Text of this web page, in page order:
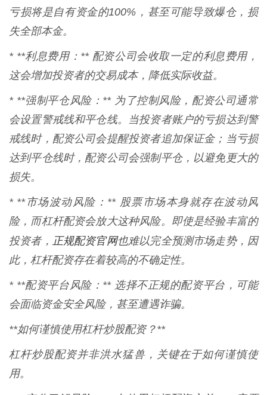
亏损将是自有资金的100%，甚至可能导致爆仓，损
失全部本金。
* **利息费用：** 配资公司会收取一定的利息费用，
这会增加投资者的交易成本，降低实际收益。
* **强制平仓风险：** 为了控制风险，配资公司通常
会设置警戒线和平仓线。当投资者账户的亏损达到警
戒线时，配资公司会提醒投资者追加保证金；当亏损
达到平仓线时，配资公司会强制平仓，以避免更大的
损失。
* **市场波动风险：** 股票市场本身就存在波动风
险，而杠杆配资会放大这种风险。即使是经验丰富的
投资者， 正规配资官网也难以完全预测市场走势，因
此，杠杆配资存在着较高的不确定性。
* **配资平台风险：** 选择不正规的配资平台，可能
会面临资金安全风险，甚至遭遇诈骗。
**如何谨慎使用杠杆炒股配资？**
杠杆炒股配资并非洪水猛兽，关键在于如何谨慎使
用。